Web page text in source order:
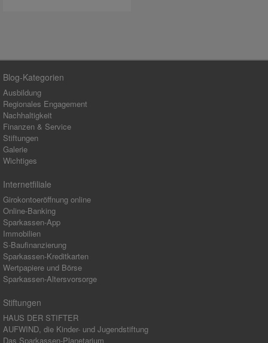
Blog-Kategorien
Ausbildung
Regionales Engagement
Nachhaltigkeit
Finanzen & Service
Stiftungen
Galerie
Wichtiges
Internetfiliale
Girokontoeröffnung online
Online-Banking
Sparkassen-App
Immobilien
S-Baufinanzierung
Sparkassen-Kreditkarten
Wertpapiere und Börse
Sparkassen-Altersvorsorge
Stiftungen
HAUS DER STIFTER
AUFWIND, die Kinder- und Jugendstiftung
Das Sparkassen-Planetarium